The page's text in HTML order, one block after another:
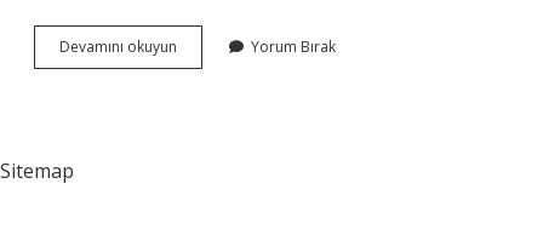
Devamını okuyun
Tekniğini
Yorum Bırak
Sitemap